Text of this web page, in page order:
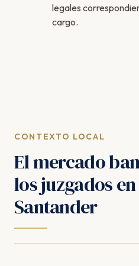
legales
cargo.
CONTEXTO LOCAL
El mercado
los juzgados en
Santander